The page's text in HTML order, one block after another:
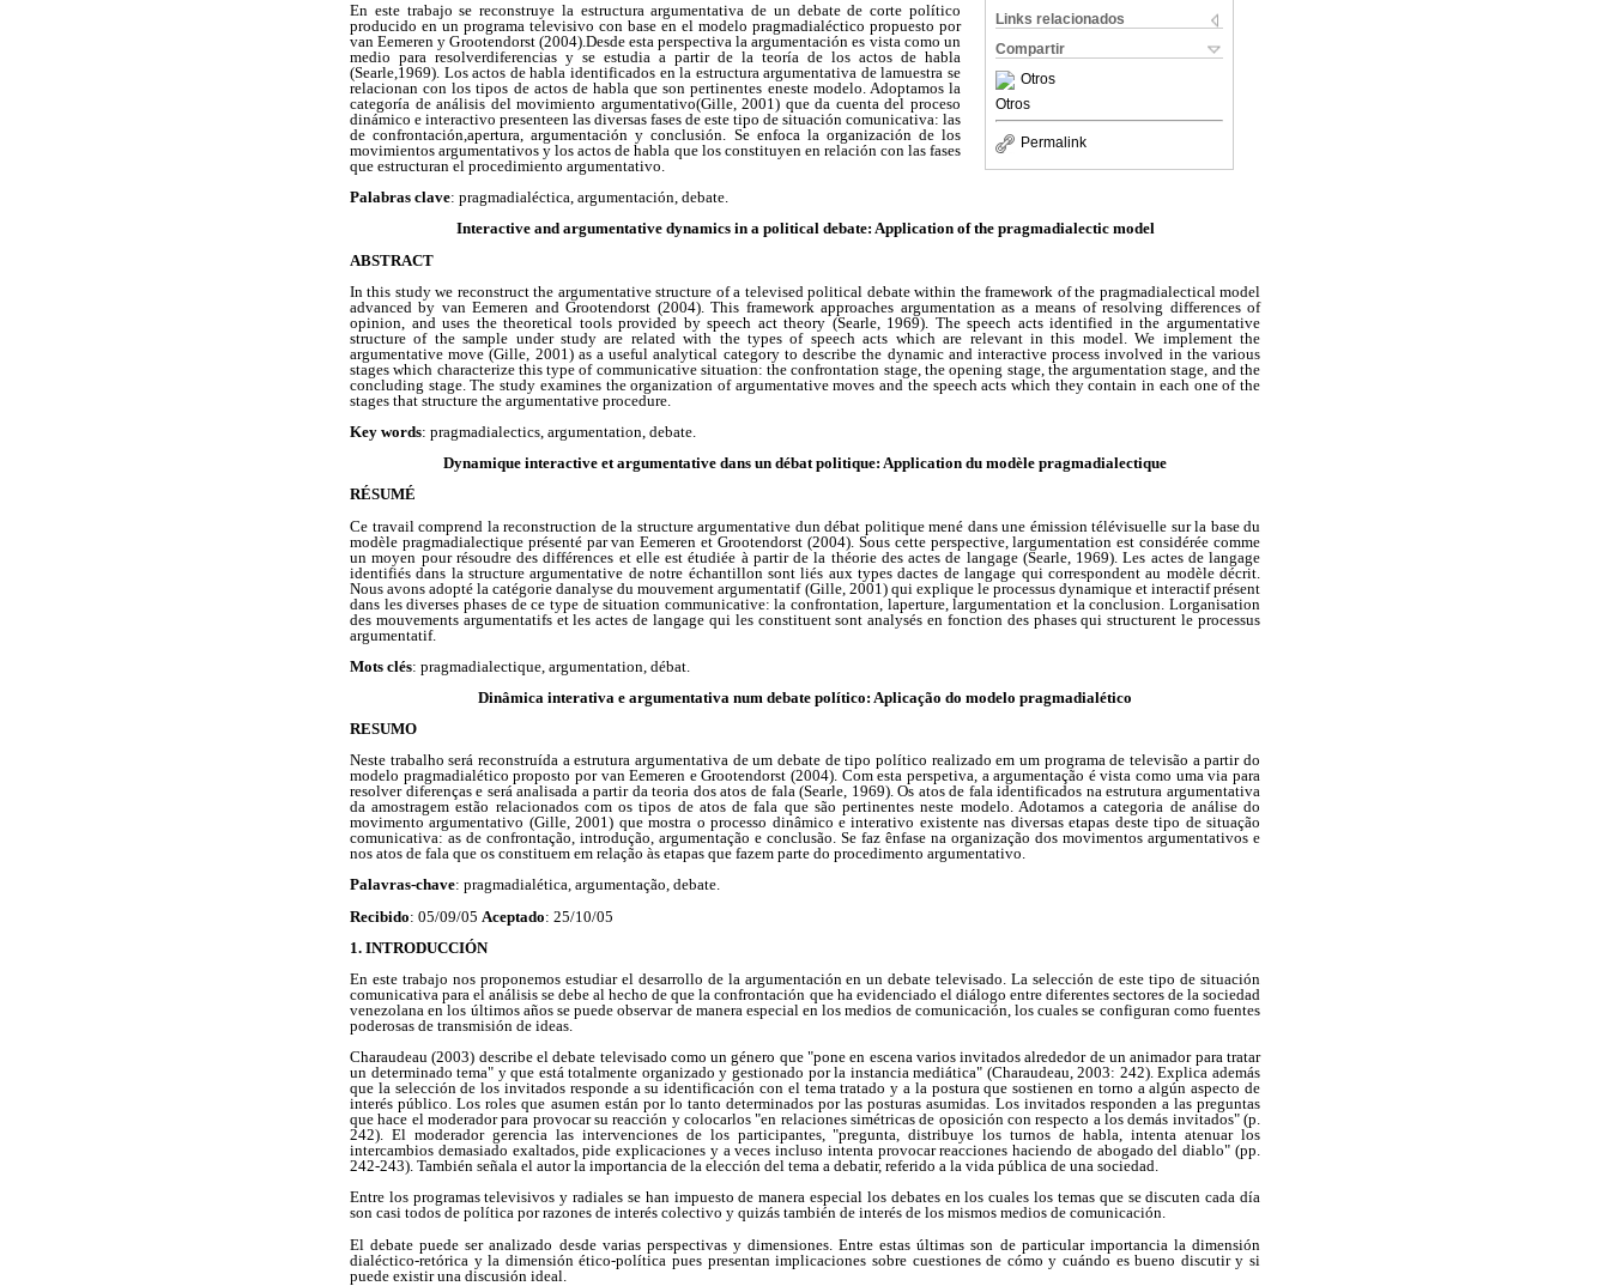
Links relacionados
Compartir
Otros
Otros
Permalink
En este trabajo se reconstruye la estructura argumentativa de un debate de corte político
producido en un programa televisivo con base en el modelo pragmadialéctico propuesto por
van Eemeren y Grootendorst (2004).Desde esta perspectiva la argumentación es vista como un
medio para resolverdiferencias y se estudia a partir de la teoría de los actos de habla
(Searle,1969). Los actos de habla identificados en la estructura argumentativa de lamuestra se
relacionan con los tipos de actos de habla que son pertinentes eneste modelo. Adoptamos la
categoría de análisis del movimiento argumentativo(Gille, 2001) que da cuenta del proceso
dinámico e interactivo presenteen las diversas fases de este tipo de situación comunicativa: las
de confrontación,apertura, argumentación y conclusión. Se enfoca la organización de los
movimientos argumentativos y los actos de habla que los constituyen en relación con las fases
que estructuran el procedimiento argumentativo.
Palabras clave: pragmadialéctica, argumentación, debate.
Interactive and argumentative dynamics in a political debate: Application of the pragmadialectic model
ABSTRACT
In this study we reconstruct the argumentative structure of a televised political debate within the framework of the pragmadialectical model
advanced by van Eemeren and Grootendorst (2004). This framework approaches argumentation as a means of resolving differences of
opinion, and uses the theoretical tools provided by speech act theory (Searle, 1969). The speech acts identified in the argumentative
structure of the sample under study are related with the types of speech acts which are relevant in this model. We implement the
argumentative move (Gille, 2001) as a useful analytical category to describe the dynamic and interactive process involved in the various
stages which characterize this type of communicative situation: the confrontation stage, the opening stage, the argumentation stage, and the
concluding stage. The study examines the organization of argumentative moves and the speech acts which they contain in each one of the
stages that structure the argumentative procedure.
Key words: pragmadialectics, argumentation, debate.
Dynamique interactive et argumentative dans un débat politique: Application du modèle pragmadialectique
RÉSUMÉ
Ce travail comprend la reconstruction de la structure argumentative dun débat politique mené dans une émission télévisuelle sur la base du
modèle pragmadialectique présenté par van Eemeren et Grootendorst (2004). Sous cette perspective, largumentation est considérée comme
un moyen pour résoudre des différences et elle est étudiée à partir de la théorie des actes de langage (Searle, 1969). Les actes de langage
identifiés dans la structure argumentative de notre échantillon sont liés aux types dactes de langage qui correspondent au modèle décrit.
Nous avons adopté la catégorie danalyse du mouvement argumentatif (Gille, 2001) qui explique le processus dynamique et interactif présent
dans les diverses phases de ce type de situation communicative: la confrontation, laperture, largumentation et la conclusion. Lorganisation
des mouvements argumentatifs et les actes de langage qui les constituent sont analysés en fonction des phases qui structurent le processus
argumentatif.
Mots clés: pragmadialectique, argumentation, débat.
Dinâmica interativa e argumentativa num debate político: Aplicação do modelo pragmadialético
RESUMO
Neste trabalho será reconstruída a estrutura argumentativa de um debate de tipo político realizado em um programa de televisão a partir do
modelo pragmadialético proposto por van Eemeren e Grootendorst (2004). Com esta perspetiva, a argumentação é vista como uma via para
resolver diferenças e será analisada a partir da teoria dos atos de fala (Searle, 1969). Os atos de fala identificados na estrutura argumentativa
da amostragem estão relacionados com os tipos de atos de fala que são pertinentes neste modelo. Adotamos a categoria de análise do
movimento argumentativo (Gille, 2001) que mostra o processo dinâmico e interativo existente nas diversas etapas deste tipo de situação
comunicativa: as de confrontação, introdução, argumentação e conclusão. Se faz ênfase na organização dos movimentos argumentativos e
nos atos de fala que os constituem em relação às etapas que fazem parte do procedimento argumentativo.
Palavras-chave: pragmadialética, argumentação, debate.
Recibido: 05/09/05 Aceptado: 25/10/05
1. INTRODUCCIÓN
En este trabajo nos proponemos estudiar el desarrollo de la argumentación en un debate televisado. La selección de este tipo de situación
comunicativa para el análisis se debe al hecho de que la confrontación que ha evidenciado el diálogo entre diferentes sectores de la sociedad
venezolana en los últimos años se puede observar de manera especial en los medios de comunicación, los cuales se configuran como fuentes
poderosas de transmisión de ideas.
Charaudeau (2003) describe el debate televisado como un género que "pone en escena varios invitados alrededor de un animador para tratar
un determinado tema" y que está totalmente organizado y gestionado por la instancia mediática" (Charaudeau, 2003: 242). Explica además
que la selección de los invitados responde a su identificación con el tema tratado y a la postura que sostienen en torno a algún aspecto de
interés público. Los roles que asumen están por lo tanto determinados por las posturas asumidas. Los invitados responden a las preguntas
que hace el moderador para provocar su reacción y colocarlos "en relaciones simétricas de oposición con respecto a los demás invitados" (p.
242). El moderador gerencia las intervenciones de los participantes, "pregunta, distribuye los turnos de habla, intenta atenuar los
intercambios demasiado exaltados, pide explicaciones y a veces incluso intenta provocar reacciones haciendo de abogado del diablo" (pp.
242-243). También señala el autor la importancia de la elección del tema a debatir, referido a la vida pública de una sociedad.
Entre los programas televisivos y radiales se han impuesto de manera especial los debates en los cuales los temas que se discuten cada día
son casi todos de política por razones de interés colectivo y quizás también de interés de los mismos medios de comunicación.
El debate puede ser analizado desde varias perspectivas y dimensiones. Entre estas últimas son de particular importancia la dimensión
dialéctico-retórica y la dimensión ético-política pues presentan implicaciones sobre cuestiones de cómo y cuándo es bueno discutir y si
puede existir una discusión ideal.